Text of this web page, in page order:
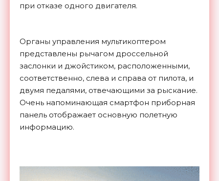
при отказе одного двигателя.
Органы управления мультикоптером
представлены рычагом дроссельной
заслонки и джойстиком, расположенными,
соответственно, слева и справа от пилота, и
двумя педалями, отвечающими за рыскание.
Очень напоминающая смартфон приборная
панель отображает основную полетную
информацию.